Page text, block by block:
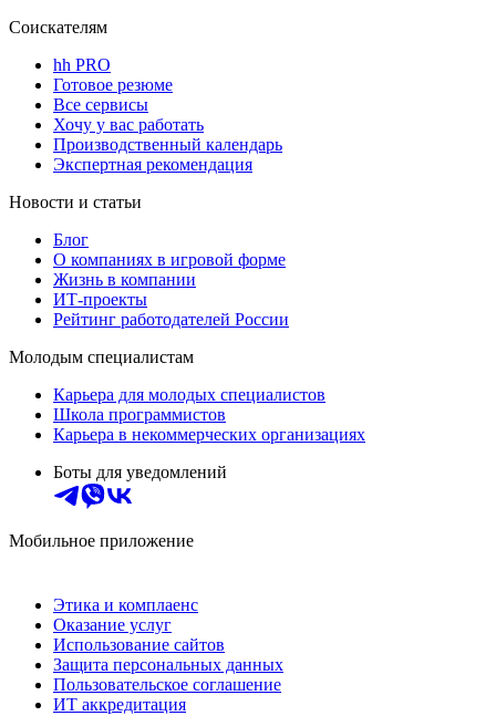
Соискателям
hh PRO
Готовое резюме
Все сервисы
Хочу у вас работать
Производственный календарь
Экспертная рекомендация
Новости и статьи
Блог
О компаниях в игровой форме
Жизнь в компании
ИТ-проекты
Рейтинг работодателей России
Молодым специалистам
Карьера для молодых специалистов
Школа программистов
Карьера в некоммерческих организациях
Боты для уведомлений
Мобильное приложение
Этика и комплаенс
Оказание услуг
Использование сайтов
Защита персональных данных
Пользовательское соглашение
ИТ аккредитация